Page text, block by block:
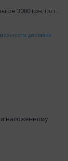
3000 грн. по г.
доставки
наложенному